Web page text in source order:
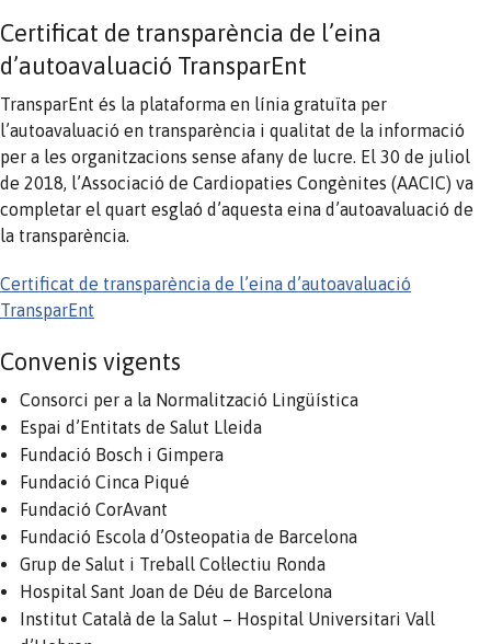
Certificat de transparència de l’eina
d’autoavaluació TransparEnt
TransparEnt és la plataforma en línia gratuïta per
l’autoavaluació en transparència i qualitat de la informació
per a les organitzacions sense afany de lucre. El 30 de juliol
de 2018, l’Associació de Cardiopaties Congènites (AACIC) va
completar el quart esglaó d’aquesta eina d’autoavaluació de
la transparència.
Certificat de transparència de l’eina d’autoavaluació
TransparEnt
Convenis vigents
Consorci per a la Normalització Lingüística
Espai d’Entitats de Salut Lleida
Fundació Bosch i Gimpera
Fundació Cinca Piqué
Fundació CorAvant
Fundació Escola d’Osteopatia de Barcelona
Grup de Salut i Treball Col·lectiu Ronda
Hospital Sant Joan de Déu de Barcelona
Institut Català de la Salut – Hospital Universitari Vall